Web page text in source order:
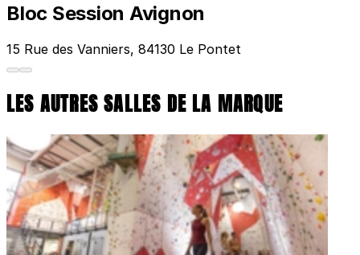
Bloc Session Avignon
15 Rue des Vanniers, 84130 Le Pontet
LES AUTRES SALLES DE LA MARQUE